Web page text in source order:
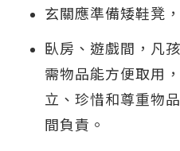
玄關應準備矮鞋凳
臥房、遊戲間，凡
需物品能方便取用
立、珍惜和尊重物
間負責。